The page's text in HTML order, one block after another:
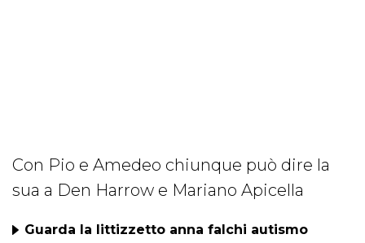
Con Pio e Amedeo chiunque può dire la
sua a Den Harrow e Mariano Apicella
Guarda la littizzetto anna falchi autismo